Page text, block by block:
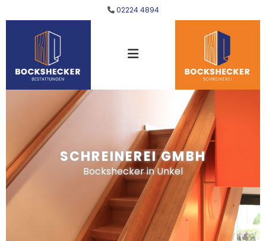
 02224 4894
SCHREINEREI GMBH
Bockshecker in Unkel